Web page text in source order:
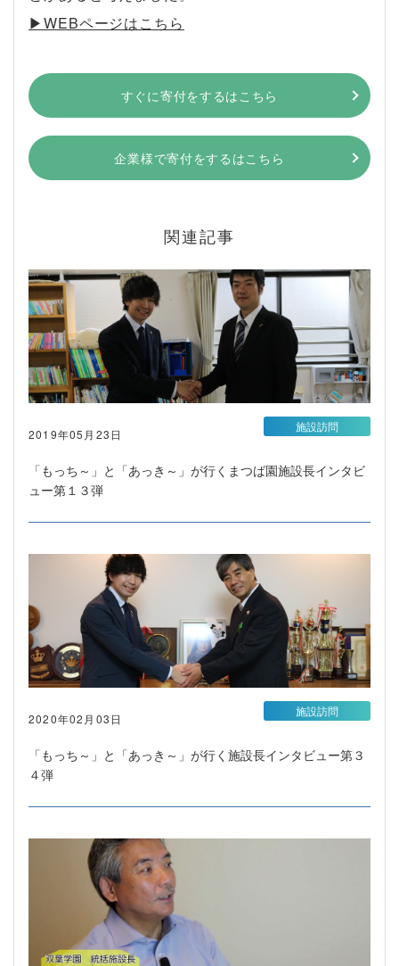
▶︎WEBページはこちら
すぐに寄付をするはこちら
企業様で寄付をするはこちら
関連記事
2019年05月23日
「もっち～」と「あっき～」が行くまつば園施設長インタビ
ュー第１３弾
施設訪問
2020年02月03日
「もっち～」と「あっき～」が行く施設長インタビュー第３
４弾
施設訪問